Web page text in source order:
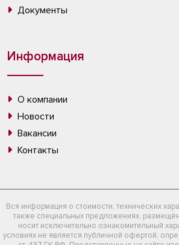
Документы
Информация
О компании
Новости
Вакансии
Контакты
Вся информация о стоимости, технических
также специальных предложениях,
носит исключительно ознакомительный
условиях не является публичной офертой,